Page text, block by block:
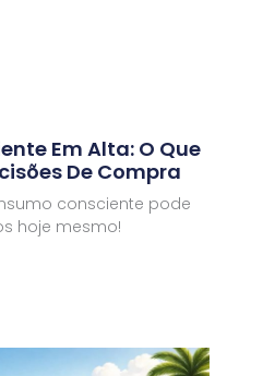
Em Alta: O Que
De Compra
consciente pode
hoje mesmo!